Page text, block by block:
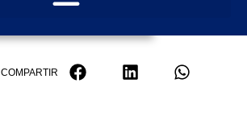
COMPARTIR